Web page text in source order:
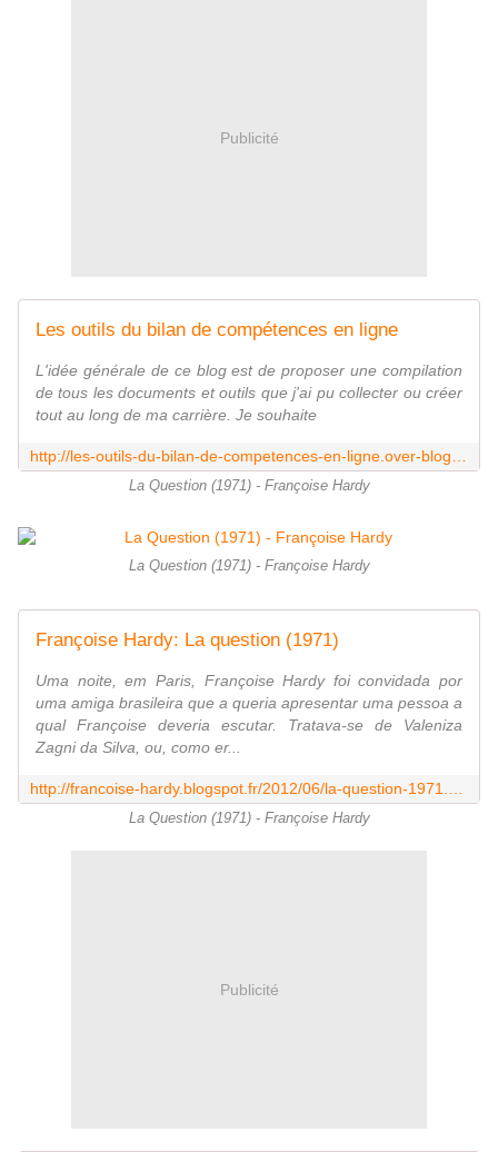
Publicité
Les outils du bilan de compétences en ligne
L'idée générale de ce blog est de proposer une compilation
de tous les documents et outils que j'ai pu collecter ou créer
tout au long de ma carrière. Je souhaite
La Question (1971) - Françoise Hardy
La Question (1971) - Françoise Hardy
Françoise Hardy: La question (1971)
Uma noite, em Paris, Françoise Hardy foi convidada por
uma amiga brasileira que a queria apresentar uma pessoa a
qual Françoise deveria escutar. Tratava-se de Valeniza
Zagni da Silva, ou, como er...
La Question (1971) - Françoise Hardy
Publicité